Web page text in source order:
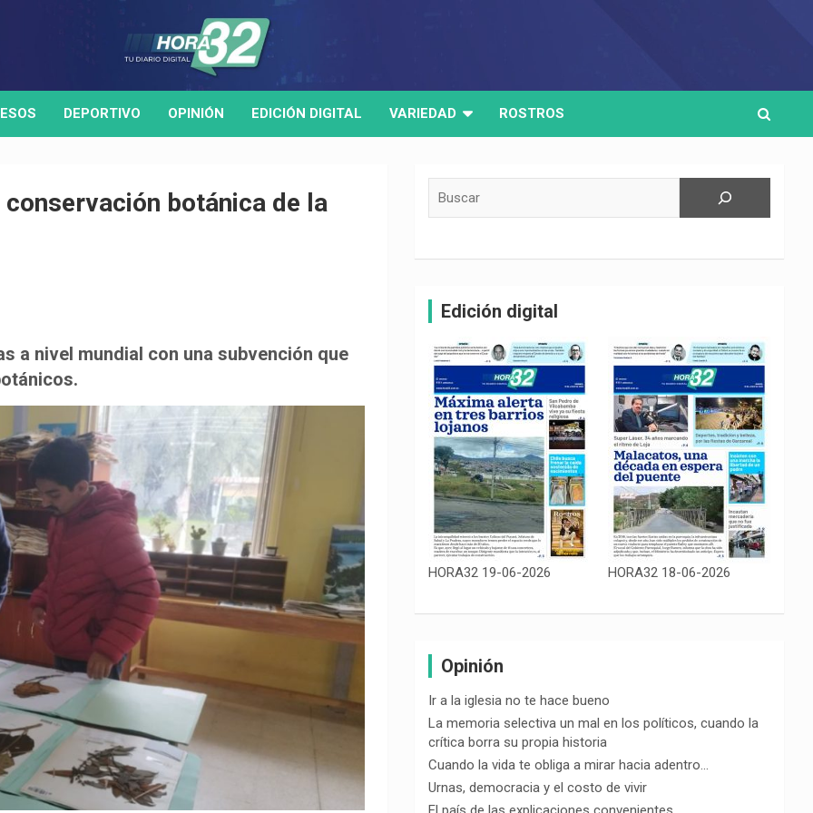
DEPORTIVO OPINIÓN EDICIÓN DIGITAL VARIEDAD ROSTROS
botánica de la
a nivel mundial con una subvención que
Edición digital
HORA32 19-06-2026 HORA32 18-06-2026
Opinión
Ir a la iglesia no te hace bueno
La memoria selectiva un mal en los políticos, cuando la
crítica borra su propia historia
Cuando la vida te obliga a mirar hacia adentro…
Urnas, democracia y el costo de vivir